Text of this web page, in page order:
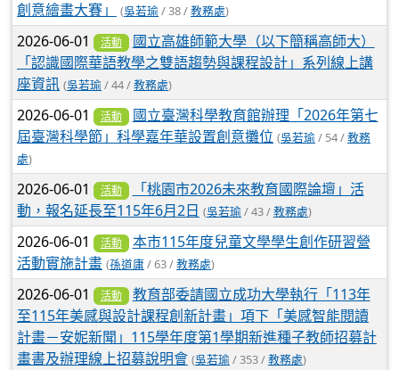
創意繪畫大賽」
(吳若瑜/ 38 /教務處)
2026-06-01 活動
國立高雄師範大學（以下簡稱高師大）
「認識國際華語教學之雙語趨勢與課程設計」系列線上講
座資訊 (吳若瑜/ 44 /教務處)
2026-06-01 活動
國立臺灣科學教育館辦理「2026年第七
屆臺灣科學節」科學嘉年華設置創意攤位 (吳若瑜/ 54 /教務
處)
2026-06-01 活動
「桃園市2026未來教育國際論壇」活
動，報名延長至115年6月2日 (吳若瑜/ 43 /教務處)
2026-06-01 活動
本市115年度兒童文學學生創作研習營
活動實施計畫 (孫道庸/ 63 /教務處)
2026-06-01 活動
教育部委請國立成功大學執行「113年
至115年美感與設計課程創新計畫」項下「美感智能閱讀
計畫－安妮新聞」115學年度第1學期新進種子教師招募計
畫書及辦理線上招募說明會 (吳若瑜/ 353 /教務處)